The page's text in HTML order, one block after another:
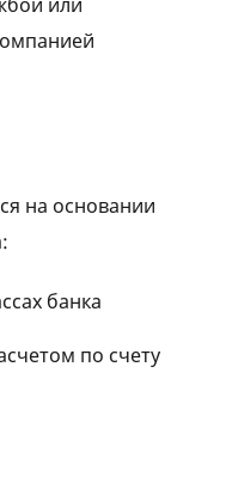
на основании
банка
по счету